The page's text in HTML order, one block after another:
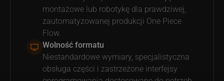
montażowe lub robotykę dla prawdziwej,
zautomatyzowanej produkcji One Piece
Flow.
Wolność formatu
Niestandardowe wymiary, specjalistyczna
obsługa części i zastrzeżone interfejsy